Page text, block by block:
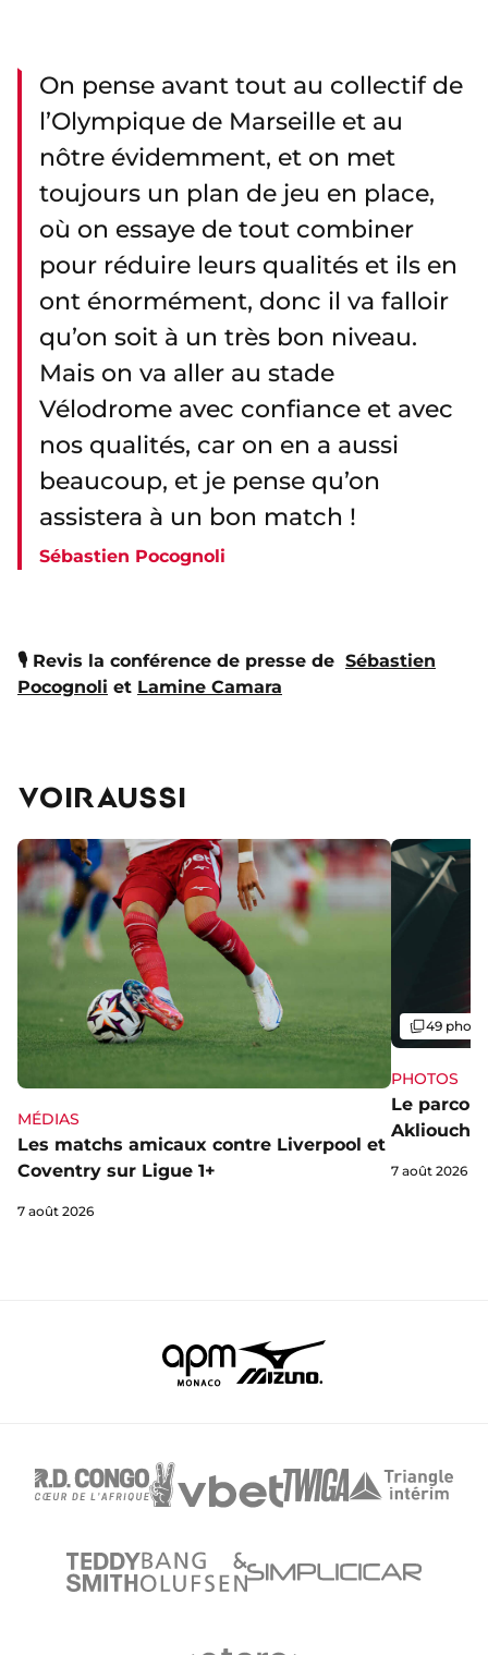
On pense avant tout au collectif de
l’Olympique de Marseille et au
nôtre évidemment, et on met
toujours un plan de jeu en place,
où on essaye de tout combiner
pour réduire leurs qualités et ils en
ont énormément, donc il va falloir
qu’on soit à un très bon niveau.
Mais on va aller au stade
Vélodrome avec confiance et avec
nos qualités, car on en a aussi
beaucoup, et je pense qu’on
assistera à un bon match !
Sébastien Pocognoli
🎙️ Revis la conférence de presse de Sébastien
Pocognoli et Lamine Camara
VOIR AUSSI
MÉDIAS
Les matchs amicaux contre Liverpool et
Coventry sur Ligue 1+
7 août 2026
PHOTOS
Le
Akliouche
Galerie
49
7 août 2026